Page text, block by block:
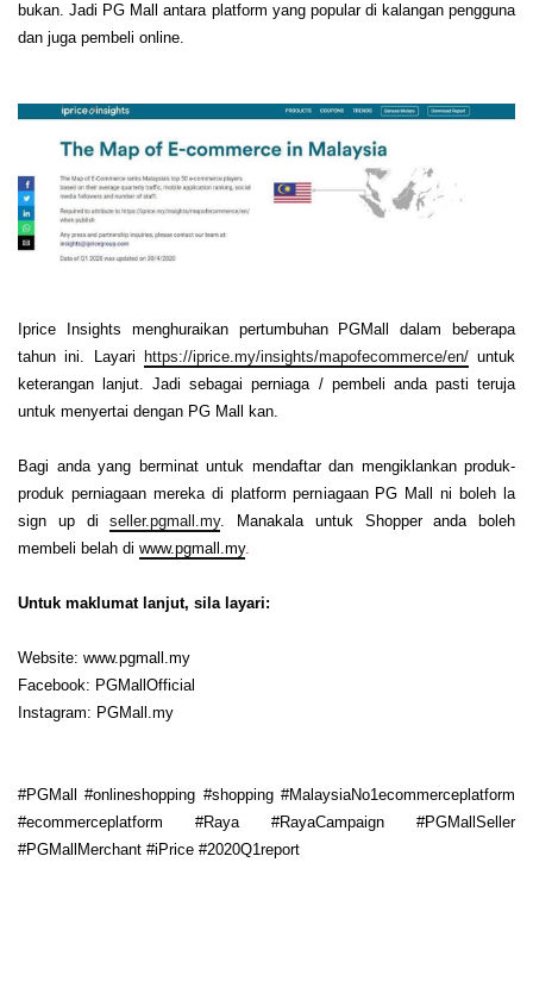
bukan. Jadi PG Mall antara platform yang popular di kalangan pengguna
dan juga pembeli online.
Iprice Insights menghuraikan pertumbuhan PGMall dalam beberapa
tahun ini. Layari https://iprice.my/insights/mapofecommerce/en/untuk
keterangan lanjut. Jadi sebagai perniaga / pembeli anda pasti teruja
untuk menyertai dengan PG Mall kan.
Bagi anda yang berminat untuk mendaftar dan mengiklankan produk-
produk perniagaan mereka di platform perniagaan PG Mall ni boleh la
sign up diseller.pgmall.my. Manakala untuk Shopper anda boleh
membeli belah di www.pgmall .my.
Untuk maklumat lanjut, sila layari:
Website: www.pgmall.my
Facebook: PGMallOfficial
Instagram: PGMall.my
#PGMall #onlineshopping #shopping #MalaysiaNo1ecommerceplatform
#ecommerceplatform #Raya #RayaCampaign #PGMallSeller
#PGMallMerchant #iPrice #2020Q1report